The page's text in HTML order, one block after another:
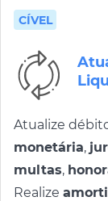
CÍVEL
Atualize
monetária,
multas,
Realize